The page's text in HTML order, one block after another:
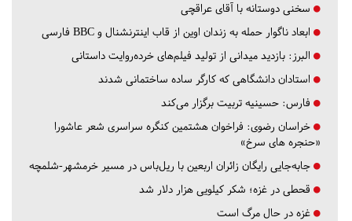
سخنی دوستانه با آقای عراقچی
ابعاد ناگوار حمله به زندان اوین از قاب اینترنشنال و BBC فارسی
البرز: بازدید میدانی از تولید فیلم‌های خرده‌روایت داستانی
استادان دانشگاهی که کارگر ساده ساختمانی شدند
فارس: حسینیه تربیت برگزار می‌کند
خراسان رضوی: فراخوان هشتمین کنگره سراسری شعر عاشورا
«حنجره های سرخ»
جابه‌جایی رایگان زائران اربعین با ریل‌باس در مسیر خرمشهر-شلمچه
قحطی در غزه؛ شکر کیلویی هزار دلار شد
غزه در حال مرگ است